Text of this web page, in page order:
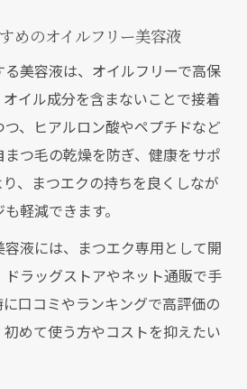
めのオイルフリー美容液
美容液は、オイルフリーで高保
イル成分を含まないことで接着
、ヒアルロン酸やペプチドなど
つ毛の乾燥を防ぎ、健康をサポ
、まつエクの持ちを良くしなが
軽減できます。
液には、まつエク専用として開
ラッグストアやネット通販で手
口コミやランキングで高評価の
めて使う方やコストを抑えたい